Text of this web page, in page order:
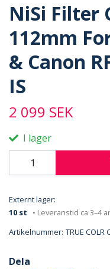
NiSi Filter
112mm
& Canon
IS
2 099 SEK
I lager
Externt lager:
10 st
• Leveranstid ca 3–4
Artikelnummer: TRUE COLR
Dela